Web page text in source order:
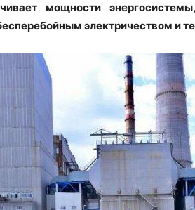
мощности
электричеством и